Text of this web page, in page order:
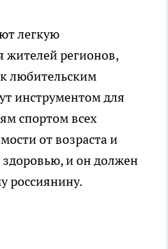
легкую
жителей регионов,
любительским
инструментом для
спортом всех
от возраста и
здоровью, и он должен
россиянину.